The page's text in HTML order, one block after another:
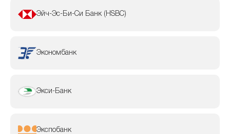
Эйч-Эс-Би-Си Банк (HSBC)
Экономбанк
Экси-Банк
Экспобанк